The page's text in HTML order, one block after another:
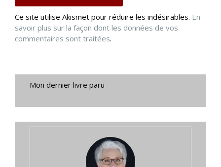
Ce site utilise Akismet pour réduire les indésirables. En
savoir plus sur la façon dont les données de vos
commentaires sont traitées.
Mon dernier livre paru